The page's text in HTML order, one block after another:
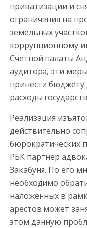
приватизации и
ограничения на
земельных
коррупционному
Счетной палаты
аудитора, эти
принести бюджету
расходы
Реализация
действительно
бюрократических
РБК партнер
Закабуня. По его
необходимо
наложенных в
арестов может
этом данную